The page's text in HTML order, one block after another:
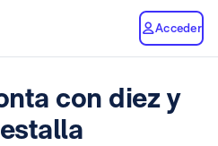
Acceder
con diez y